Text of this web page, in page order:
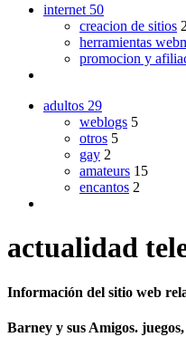
internet 50
creacion de sitios
herramientas
promocion y
adultos 29
weblogs 5
otros 5
gay 2
amateurs 15
encantos 2
actualidad
Información del sitio web
Barney y sus Amigos.